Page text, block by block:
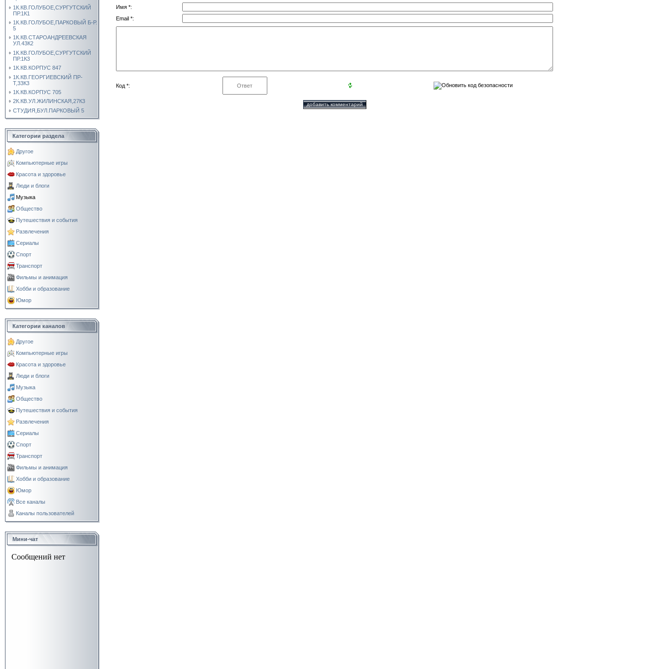
1К.КВ.ГОЛУБОЕ,СУРГУТСКИЙ
ПР.1К1
1К.КВ.ГОЛУБОЕ,ПАРКОВЫЙ Б-Р.
5
1К.КВ.СТАРОАНДРЕЕВСКАЯ
УЛ.43К2
1К.КВ.ГОЛУБОЕ,СУРГУТСКИЙ
ПР.1К3
1К.КВ.КОРПУС 847
1К.КВ.ГЕОРГИЕВСКИЙ ПР-
Т,33К3
1К.КВ.КОРПУС 705
2К.КВ.УЛ.ЖИЛИНСКАЯ,27К3
СТУДИЯ,БУЛ.ПАРКОВЫЙ 5
Категории раздела
Другое
Компьютерные игры
Красота и здоровье
Люди и блоги
Музыка
Общество
Путешествия и события
Развлечения
Сериалы
Спорт
Транспорт
Фильмы и анимация
Хобби и образование
Юмор
Категории каналов
Другое
Компьютерные игры
Красота и здоровье
Люди и блоги
Музыка
Общество
Путешествия и события
Развлечения
Сериалы
Спорт
Транспорт
Фильмы и анимация
Хобби и образование
Юмор
Все каналы
Каналы пользователей
Мини-чат
Имя *:
Email *:
Код *: